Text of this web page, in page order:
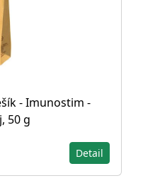
- Imunostim -
50 g
Detail